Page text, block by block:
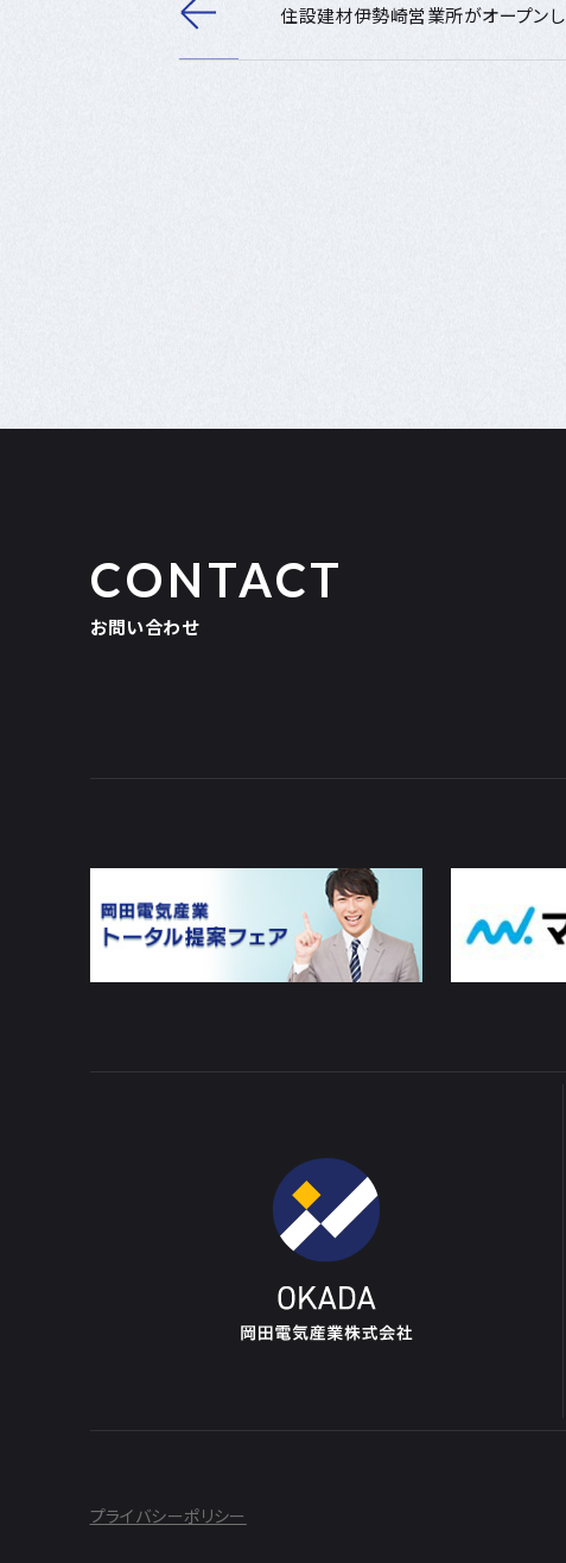
住設建材伊勢崎営業所がオープンし
CONTACT
お問い合わせ
プライバシーポリシー